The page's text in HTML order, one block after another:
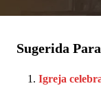
Sugerida
Igreja